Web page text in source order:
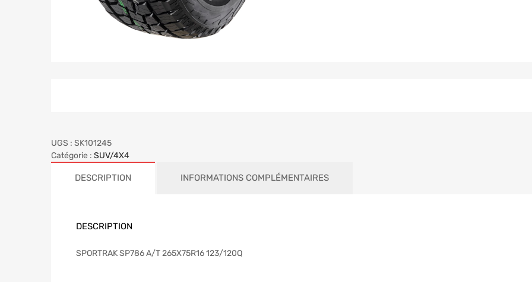
UGS : SK101245
Catégorie : SUV/4X4
DESCRIPTION INFORMATIONS COMPLÉMENTAIRES
DESCRIPTION
SPORTRAK SP786 A/T 265X75R16 123/120Q